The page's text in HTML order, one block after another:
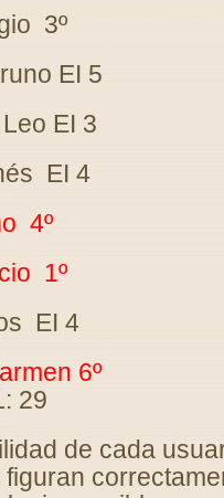
3º
EI 5
EI 3
EI 4
4º
1º
EI 4
6º
29
de cada